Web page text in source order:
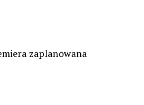
zaplanowana